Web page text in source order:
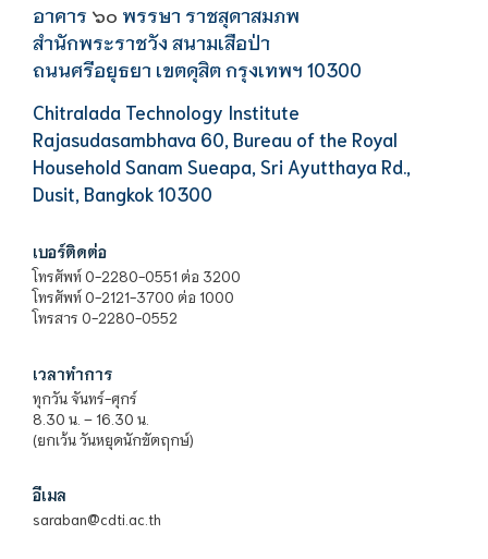
อาคาร ๖๐ พรรษา ราชสุดาสมภพ
สำนักพระราชวัง สนามเสือป่า
ถนนศรีอยุธยา เขตดุสิต กรุงเทพฯ 10300
Chitralada Technology Institute
Rajasudasambhava 60, Bureau of the Royal
Household Sanam Sueapa, Sri Ayutthaya Rd.,
Dusit, Bangkok 10300
เบอร์ติดต่อ
โทรศัพท์ 0-2280-0551 ต่อ 3200
โทรศัพท์ 0-2121-3700 ต่อ 1000
โทรสาร 0-2280-0552
เวลาทำการ
ทุกวัน จันทร์-ศุกร์
8.30 น. – 16.30 น.
(ยกเว้น วันหยุดนักขัตฤกษ์)
อีเมล
saraban@cdti.ac.th